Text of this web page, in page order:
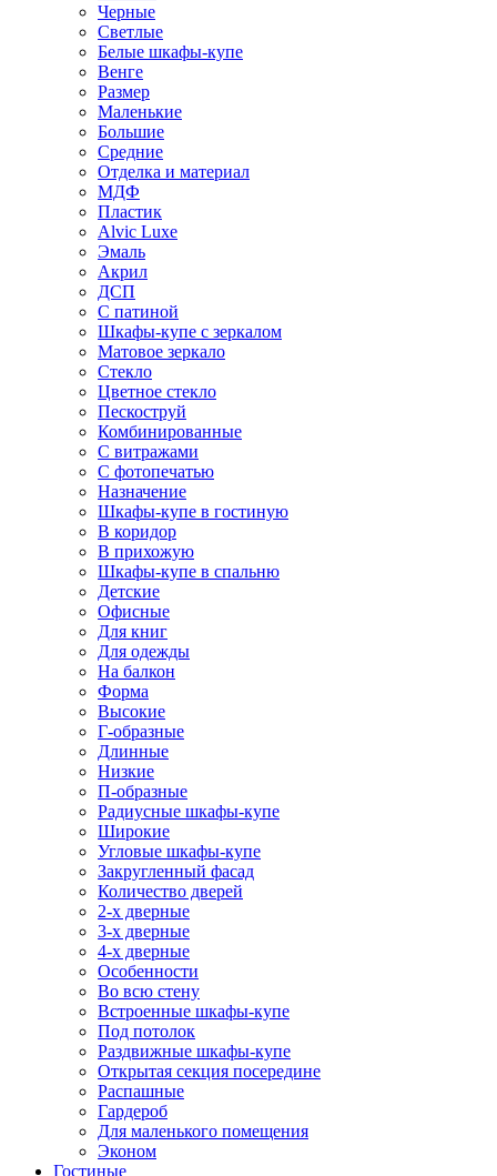
Черные
Светлые
Белые шкафы-купе
Венге
Размер
Маленькие
Большие
Средние
Отделка и материал
МДФ
Пластик
Alvic Luxe
Эмаль
Акрил
ДСП
С патиной
Шкафы-купе с зеркалом
Матовое зеркало
Стекло
Цветное стекло
Пескоструй
Комбинированные
С витражами
С фотопечатью
Назначение
Шкафы-купе в гостиную
В коридор
В прихожую
Шкафы-купе в спальню
Детские
Офисные
Для книг
Для одежды
На балкон
Форма
Высокие
Г-образные
Длинные
Низкие
П-образные
Радиусные шкафы-купе
Широкие
Угловые шкафы-купе
Закругленный фасад
Количество дверей
2-х дверные
3-х дверные
4-х дверные
Особенности
Во всю стену
Встроенные шкафы-купе
Под потолок
Раздвижные шкафы-купе
Открытая секция посередине
Распашные
Гардероб
Для маленького помещения
Эконом
Гостиные